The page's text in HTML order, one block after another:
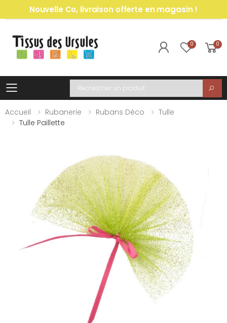
Nouvelle Co, livraison offerte en magasin !
0 0
Toggle mobile menu
Recherche
Accueil
Rubanerie Rubans Déco
Tulle
Tulle Paillette